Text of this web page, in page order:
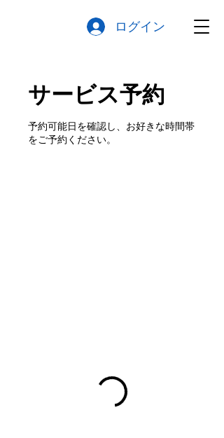
ログイン
サービス予約
予約可能日を確認し、お好きな時間帯
をご予約ください。